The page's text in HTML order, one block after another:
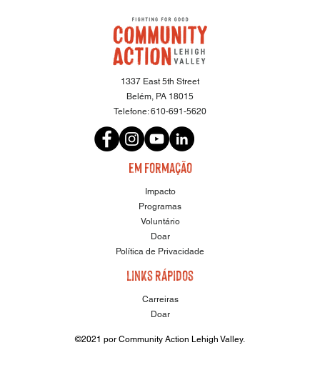
1337 East 5th Street
Belém, PA 18015
Telefone:610-691-5620
em formação
Impacto
Programas
Voluntário
Doar
Política de Privacidade
Links Rápidos
Carreiras
Doar
©2021 por Community Action Lehigh Valley.